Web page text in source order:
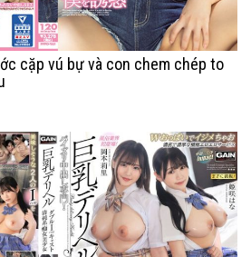
cặp vú bự và con chem chép to